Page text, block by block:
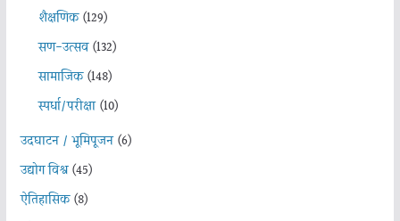
शैक्षणिक(129)
सण-उत्सव(132)
सामाजिक(148)
स्पर्धा/परीक्षा(10)
उदघाटन / भूमिपूजन(6)
उद्योग विश्व(45)
ऐतिहासिक(8)